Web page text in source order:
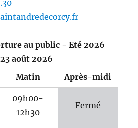
au public - Eté 2026
août 2026
Matin
Après-midi
09h00-
12h30
Fermé